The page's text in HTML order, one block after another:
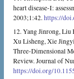
heart disease-I:
2003;1:42.https://
12. Yang Jinrong, Liu
Xu Lisheng, Xie
Three-Dimensional
Review. Journal of
https://doi.org/